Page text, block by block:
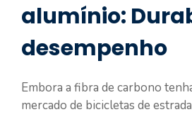
alumínio:
desempenho
Embora a fibra de carbono
mercado de bicicletas de